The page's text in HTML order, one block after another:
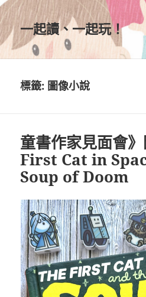
一起讀、一起玩！
標籤: 圖像小說
童書作家見面會
First Cat in
Soup of Doom